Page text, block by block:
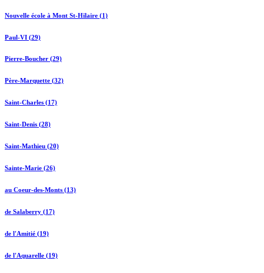
Nouvelle école à Mont St-Hilaire (1)
Paul-VI (29)
Pierre-Boucher (29)
Père-Marquette (32)
Saint-Charles (17)
Saint-Denis (28)
Saint-Mathieu (20)
Sainte-Marie (26)
au Coeur-des-Monts (13)
de Salaberry (17)
de l'Amitié (19)
de l'Aquarelle (19)